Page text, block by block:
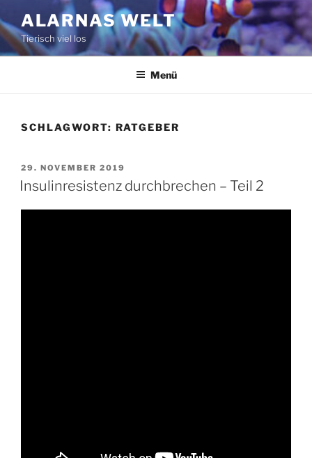
Inhalt
springen
ALARNAS WELT
Tierisch viel los
Menü
SCHLAGWORT: RATGEBER
VERÖFFENTLICHT
AM
29. NOVEMBER 2019
Insulinresistenz durchbrechen – Teil 2